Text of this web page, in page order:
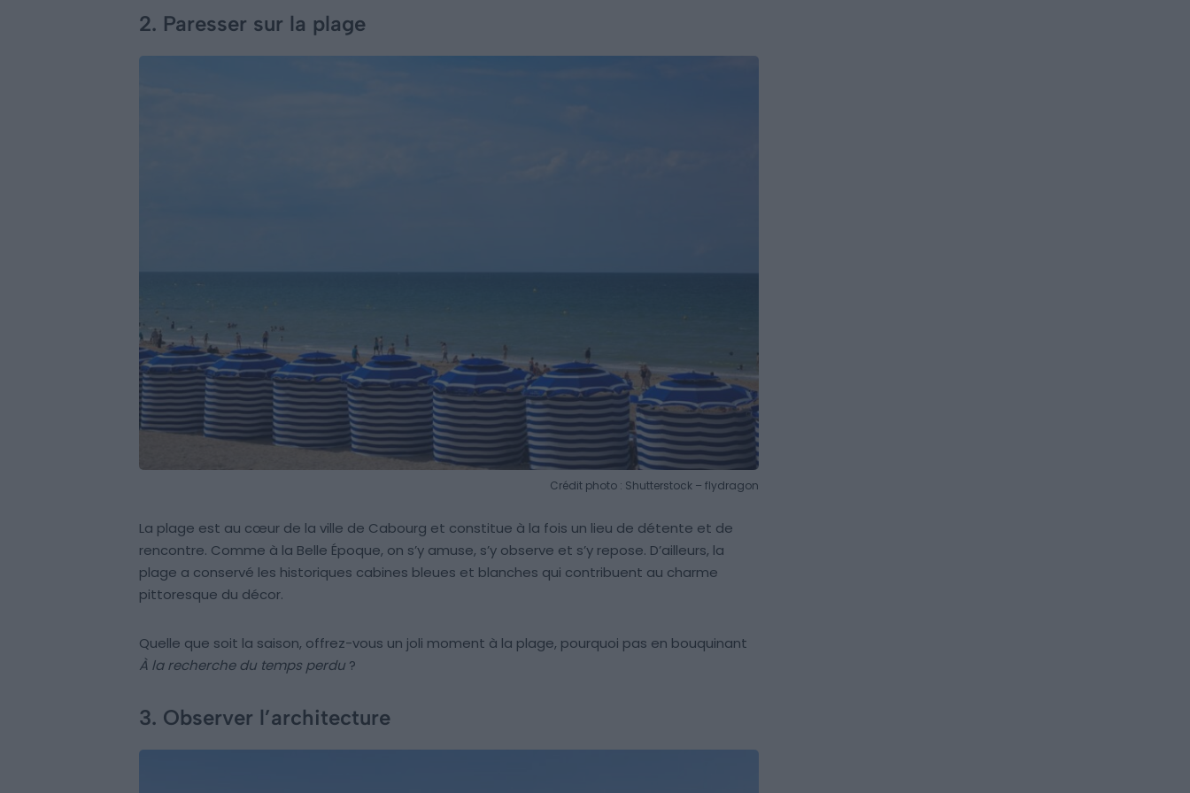
2. Paresser sur la plage
Crédit photo : Shutterstock – flydragon
La plage est au cœur de la ville de Cabourg et constitue à la fois un lieu de détente et de
rencontre. Comme à la Belle Époque, on s’y amuse, s’y observe et s’y repose. D’ailleurs, la
plage a conservé les historiques cabines bleues et blanches qui contribuent au charme
pittoresque du décor.
Quelle que soit la saison, offrez-vous un joli moment à la plage, pourquoi pas en bouquinant
À la recherche du temps perdu ?
3. Observer l’architecture